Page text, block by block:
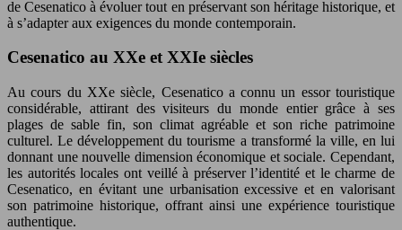
de Cesenatico à évoluer tout en préservant son héritage historique, et
à s’adapter aux exigences du monde contemporain.
Cesenatico au XXe et XXIe siècles
Au cours du XXe siècle, Cesenatico a connu un essor touristique
considérable, attirant des visiteurs du monde entier grâce à ses
plages de sable fin, son climat agréable et son riche patrimoine
culturel. Le développement du tourisme a transformé la ville, en lui
donnant une nouvelle dimension économique et sociale. Cependant,
les autorités locales ont veillé à préserver l’identité et le charme de
Cesenatico, en évitant une urbanisation excessive et en valorisant
son patrimoine historique, offrant ainsi une expérience touristique
authentique.